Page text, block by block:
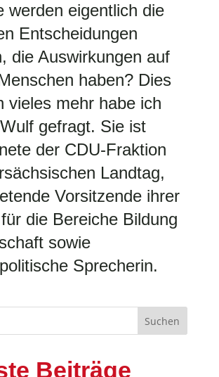
werden eigentlich die
Entscheidungen
die Auswirkungen auf
haben? Dies
vieles mehr habe ich
gefragt. Sie ist
der CDU-Fraktion
Landtag,
Vorsitzende ihrer
die Bereiche Bildung
sowie
Sprecherin.
Suchen
Beiträge